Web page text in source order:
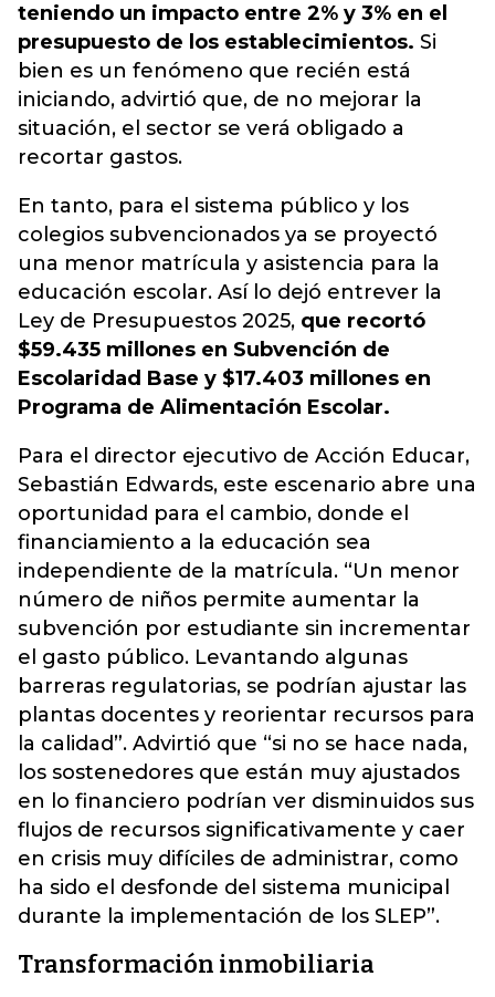
teniendo un impacto entre 2% y 3% en el
presupuesto de los establecimientos. Si
bien es un fenómeno que recién está
iniciando, advirtió que, de no mejorar la
situación, el sector se verá obligado a
recortar gastos.
En tanto, para el sistema público y los
colegios subvencionados ya se proyectó
una menor matrícula y asistencia para la
educación escolar. Así lo dejó entrever la
Ley de Presupuestos 2025, que recortó
$59.435 millones en Subvención de
Escolaridad Base y $17.403 millones en
Programa de Alimentación Escolar.
Para el director ejecutivo de Acción Educar,
Sebastián Edwards, este escenario abre una
oportunidad para el cambio, donde el
financiamiento a la educación sea
independiente de la matrícula. “Un menor
número de niños permite aumentar la
subvención por estudiante sin incrementar
el gasto público. Levantando algunas
barreras regulatorias, se podrían ajustar las
plantas docentes y reorientar recursos para
la calidad”. Advirtió que “si no se hace nada,
los sostenedores que están muy ajustados
en lo financiero podrían ver disminuidos sus
flujos de recursos significativamente y caer
en crisis muy difíciles de administrar, como
ha sido el desfonde del sistema municipal
durante la implementación de los SLEP”.
Transformación inmobiliaria